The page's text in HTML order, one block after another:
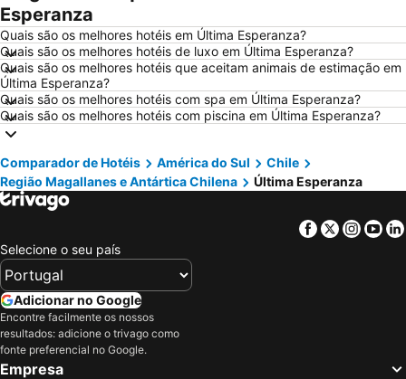
Hotéis em Porto Santo
Hotéis em Sangenjo
Hotéis em Vila Nova de Milfontes
Hotéis em Vilamoura
Hotéis em Vigo
Hotéis em Roma
Hotéis em Espanha
Hotéis em Centro de Portugal
Hotéis em Málaga
Hotéis em Minorca
Hotéis em Ibiza
Hotéis em Ilha do Sal
Hotéis em Costa da Luz
Hotéis em Serra da Estrela
Hotéis em Costa do Sol
Hotéis em Tenerife
Hotéis em São Miguel
Esperanza
Quais são os melhores hotéis em Última Esperanza?
Quais são os melhores hotéis de luxo em Última Esperanza?
Quais são os melhores hotéis que aceitam animais de estimação em
Última Esperanza?
Quais são os melhores hotéis com spa em Última Esperanza?
Quais são os melhores hotéis com piscina em Última Esperanza?
Comparador de Hotéis América do Sul
Chile
Região Magallanes e Antártica Chilena
Última Esperanza
Facebook
Twitter
Selecione o seu país
Adicionar no Google
Encontre facilmente os nossos
resultados: adicione o trivago como
fonte preferencial no Google.
Empresa